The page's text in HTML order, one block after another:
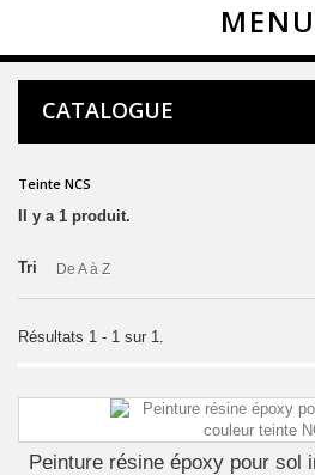
MENU
CATALOGUE
Teinte NCS
Il y a 1 produit.
Tri De A à Z
Résultats 1 - 1 sur 1.
Peinture résine époxy pour sol